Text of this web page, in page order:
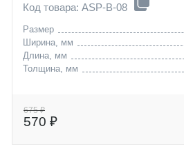
Код товара: ASP-B-08
Размер
Ширина, мм
Длина, мм
Толщина, мм
675 ₽
570 ₽